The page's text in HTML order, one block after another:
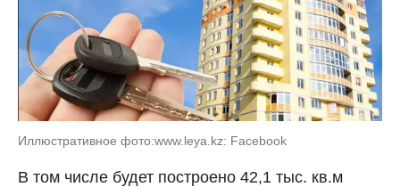
Иллюстративное фото:www.leya.kz: Facebook
В том числе будет построено 42,1 тыс. кв.м